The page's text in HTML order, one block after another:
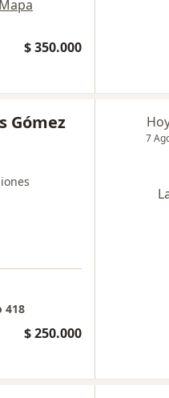
Mapa
$ 350.000
Gómez
418
$ 250.000
7